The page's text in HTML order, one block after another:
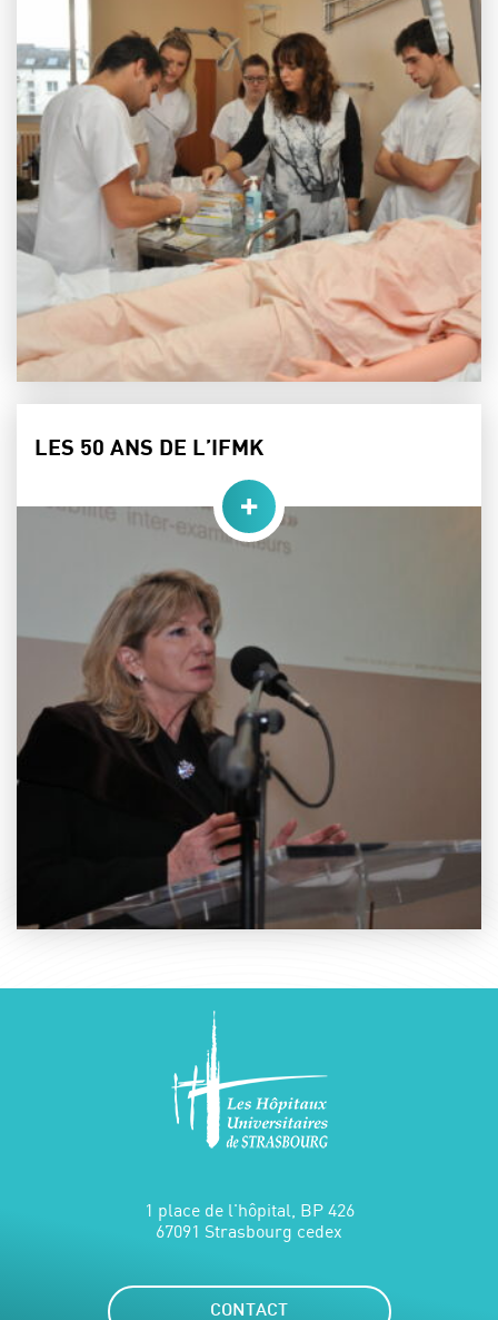
LES 50 ANS DE L’IFMK
1 place de l'hôpital, BP 426
67091 Strasbourg cedex
CONTACT